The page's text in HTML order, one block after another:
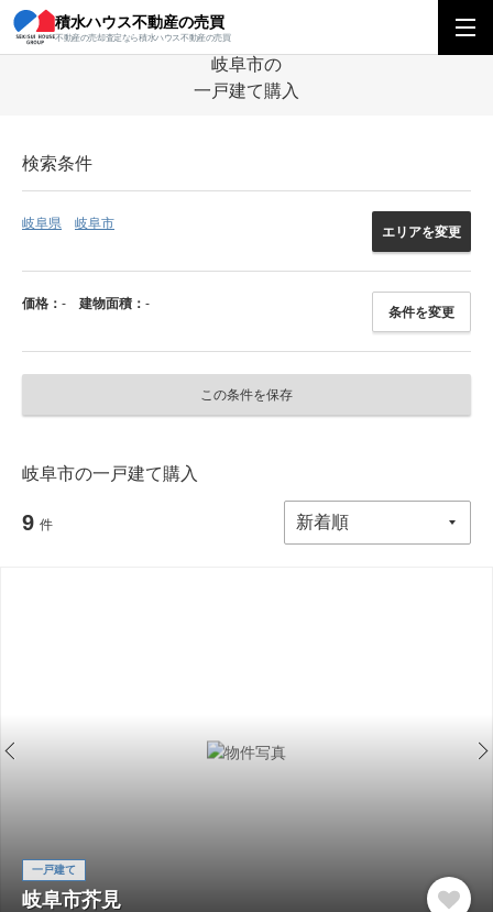
積水ハウス不動産の売買
不動産の売却査定なら積水ハウス不動産の売買
積水ハウス不動産の売買 中部エリア 岐阜市の一戸
岐阜市の
一戸建て購入
検索条件
岐阜県 岐阜市
エリアを変更
価格： - 建物面積： -
条件を変更
この条件を保存
岐阜市の一戸建て購入
9 件
一戸建て
岐阜市芥見